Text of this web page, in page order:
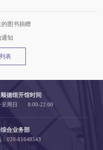
图书捐赠
知
表
顺德馆开馆时间
至周日 8:00-22:00
综合业务部
：020-61648543